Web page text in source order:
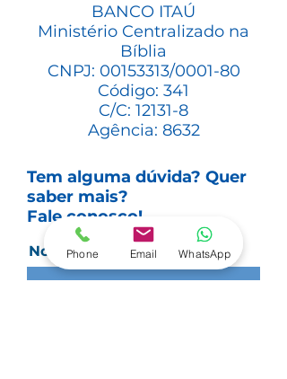
BANCO ITAÚ
Ministério Centralizado na
Bíblia
CNPJ: 00153313/0001-80
Código: 341
C/C: 12131-8
Agência: 8632
Tem alguma dúvida? Quer
saber mais?
Fale conosco!
NomePhone Email WhatsApp